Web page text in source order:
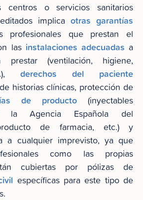
centros o servicios sanitarios
implica otras garantías
que prestan el
las instalaciones adecuadas a
(ventilación, higiene,
derechos del paciente
historias clínicas, protección de
de producto (inyectables
la Agencia Española del
de farmacia, etc.) y
a cualquier imprevisto, ya que
como las propias
cubiertas por pólizas de
específicas para este tipo de